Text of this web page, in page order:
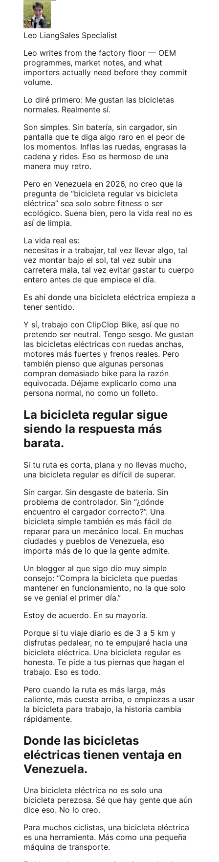
Leo LiangSales Specialist
Leo writes from the factory floor — OEM
programmes, market notes, and what
importers actually need before they commit
volume.
Lo diré primero: Me gustan las bicicletas
normales. Realmente sí.
Son simples. Sin batería, sin cargador, sin
pantalla que te diga algo raro en el peor de
los momentos. Inflas las ruedas, engrasas la
cadena y rides. Eso es hermoso de una
manera muy retro.
Pero en Venezuela en 2026, no creo que la
pregunta de “bicicleta regular vs bicicleta
eléctrica” sea solo sobre fitness o ser
ecológico. Suena bien, pero la vida real no es
así de limpia.
La vida real es:
necesitas ir a trabajar, tal vez llevar algo, tal
vez montar bajo el sol, tal vez subir una
carretera mala, tal vez evitar gastar tu cuerpo
entero antes de que empiece el día.
Es ahí donde una bicicleta eléctrica empieza a
tener sentido.
Y sí, trabajo con ClipClop Bike, así que no
pretendo ser neutral. Tengo sesgo. Me gustan
las bicicletas eléctricas con ruedas anchas,
motores más fuertes y frenos reales. Pero
también pienso que algunas personas
compran demasiado bike para la razón
equivocada. Déjame explicarlo como una
persona normal, no como un folleto.
La bicicleta regular sigue
siendo la respuesta más
barata.
Si tu ruta es corta, plana y no llevas mucho,
una bicicleta regular es difícil de superar.
Sin cargar. Sin desgaste de batería. Sin
problema de controlador. Sin “¿dónde
encuentro el cargador correcto?”. Una
bicicleta simple también es más fácil de
reparar para un mecánico local. En muchas
ciudades y pueblos de Venezuela, eso
importa más de lo que la gente admite.
Un blogger al que sigo dio muy simple
consejo: “Compra la bicicleta que puedas
mantener en funcionamiento, no la que solo
se ve genial el primer día.”
Estoy de acuerdo. En su mayoría.
Porque si tu viaje diario es de 3 a 5 km y
disfrutas pedalear, no te empujaré hacia una
bicicleta eléctrica. Una bicicleta regular es
honesta. Te pide a tus piernas que hagan el
trabajo. Eso es todo.
Pero cuando la ruta es más larga, más
caliente, más cuesta arriba, o empiezas a usar
la bicicleta para trabajo, la historia cambia
rápidamente.
Donde las bicicletas
eléctricas tienen ventaja en
Venezuela.
Una bicicleta eléctrica no es solo una
bicicleta perezosa. Sé que hay gente que aún
dice eso. No lo creo.
Para muchos ciclistas, una bicicleta eléctrica
es una herramienta. Más como una pequeña
máquina de transporte.